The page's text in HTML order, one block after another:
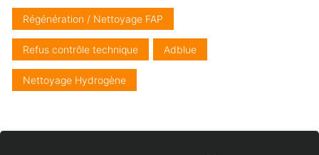
Régénération / Nettoyage FAP
Refus contrôle technique Adblue
Nettoyage Hydrogène